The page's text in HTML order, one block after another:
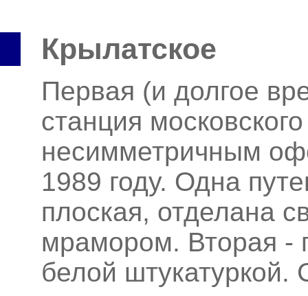
Крылатское
Первая (и долгое
станция
несимметричным
1989 году. Одна
плоская, отделана
мрамором. Вторая -
белой штукатуркой.